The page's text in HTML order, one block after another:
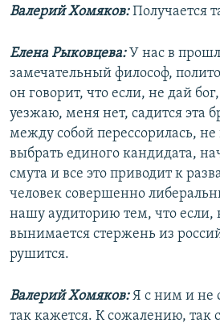
Валерий Хомяков:Получается
Елена Рыковцева:У нас в
замечательный философ,
он говорит, что если, не дай
уезжаю, меня нет, садится эта
между собой перессорилась, не
выбрать единого кандидата,
смута и все это приводит к
человек совершенно
нашу аудиторию тем, что если,
вынимается стержень из
рушится.
Валерий Хомяков:Я с ним и не
так кажется. К сожалению, так